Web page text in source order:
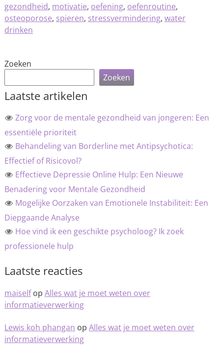
gezondheid, motivatie, oefening, oefenroutine,
osteoporose, spieren, stressvermindering, water
drinken
Zoeken
Zoeken
Laatste artikelen
Zorg voor de mentale gezondheid van jongeren: Een
essentiële prioriteit
Behandeling van Borderline met Antipsychotica:
Effectief of Risicovol?
Effectieve Depressie Online Hulp: Een Nieuwe
Benadering voor Mentale Gezondheid
Mogelijke Oorzaken van Emotionele Instabiliteit: Een
Diepgaande Analyse
Hoe vind ik een geschikte psycholoog? Ik zoek
professionele hulp
Laatste reacties
maiselfop Alles wat je moet weten over
informatieverwerking
Lewis koh phangan op Alles wat je moet weten over
informatieverwerking